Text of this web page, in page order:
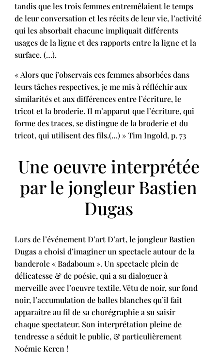
tandis que les trois femmes entremêlaient le temps
de leur conversation et les récits de leur vie, l’activité
qui les absorbait chacune impliquait différents
usages de la ligne et des rapports entre la ligne et la
surface. (…).
« Alors que j’observais ces femmes absorbées dans
leurs tâches respectives, je me mis à réfléchir aux
similarités et aux différences entre l’écriture, le
tricot et la broderie. Il m’apparut que l’écriture, qui
forme des traces, se distingue de la broderie et du
tricot, qui utilisent des fils.(…) » Tim Ingold, p. 73
Une oeuvre interprétée
par le jongleur Bastien
Dugas
Lors de l’événement D’art D’art, le jongleur Bastien
Dugas a choisi d’imaginer un spectacle autour de la
banderole « Badaboum ». Un spectacle plein de
délicatesse & de poésie, qui a su dialoguer à
merveille avec l’oeuvre textile. Vêtu de noir, sur fond
noir, l’accumulation de balles blanches qu’il fait
apparaître au fil de sa chorégraphie a su saisir
chaque spectateur. Son interprétation pleine de
tendresse a séduit le public, & particulièrement
Noémie Keren !